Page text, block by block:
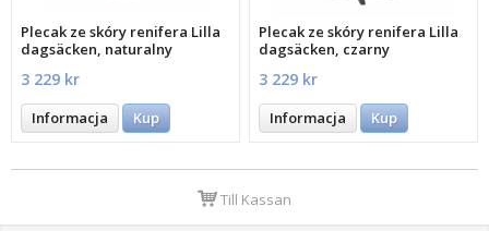
Plecak ze skóry renifera Lilla
dagsäcken, naturalny
3 229 kr
Informacja Kup
Plecak ze skóry renifera Lilla
dagsäcken, czarny
3 229 kr
Informacja Kup
Till Kassan